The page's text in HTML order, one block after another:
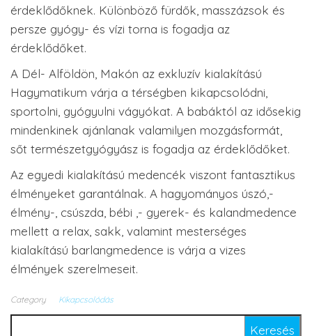
érdeklődőknek. Különböző fürdők, masszázsok és
persze gyógy- és vízi torna is fogadja az
érdeklődőket.
A Dél- Alföldön, Makón az exkluzív kialakítású
Hagymatikum várja a térségben kikapcsolódni,
sportolni, gyógyulni vágyókat. A babáktól az idősekig
mindenkinek ajánlanak valamilyen mozgásformát,
sőt természetgyógyász is fogadja az érdeklődőket.
Az egyedi kialakítású medencék viszont fantasztikus
élményeket garantálnak. A hagyományos úszó,-
élmény-, csúszda, bébi ,- gyerek- és kalandmedence
mellett a relax, sakk, valamint mesterséges
kialakítású barlangmedence is várja a vizes
élmények szerelmeseit.
Category Kikapcsolódás